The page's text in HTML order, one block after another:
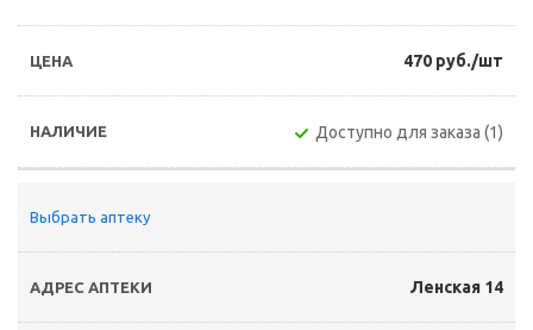
470 руб./шт
Доступно для заказа (1)
Выбрать аптеку
Ленская 14